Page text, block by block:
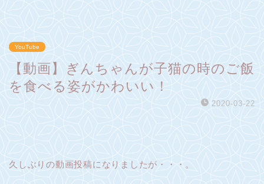
YouTube
【動画】ぎんちゃんが子猫の時のご飯
を食べる姿がかわいい！
2020-03-22
久しぶりの動画投稿になりましたが・・・。